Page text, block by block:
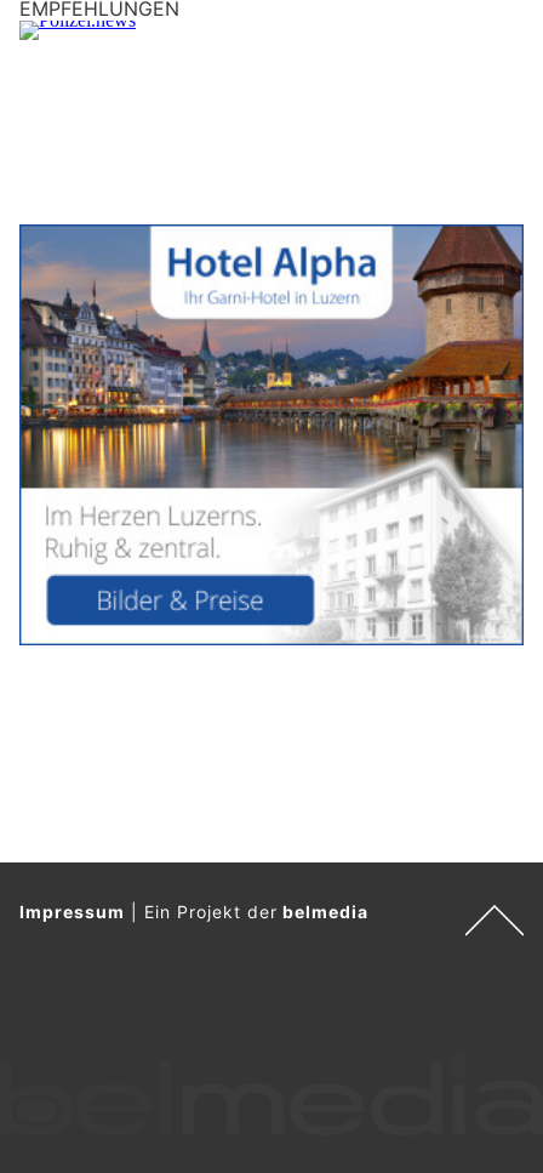
Fux-Träff Restaurant: Jetzt Tisch reservieren und regional essen
Der Gemeinderat hat Philipp Iseli zum neuen Leiter von
Immobilien Stadt Bern gewählt. Philipp Iseli, Ingenieur und
Immobilienbewirtschafter, ist seit 2019 Geschäftsführer der
Zivag Verwaltungen AG. Mit seinen breiten Kompetenzen
und Erfahrungen verfügt er über beste Voraussetzungen für
die Leitung von Immobilien Stadt Bern. Er tritt die Stelle per 1.
September 2026 an und ersetzt Kristina Bussmann.
Philipp Iseli hat 2005 an der Fachhochschule Bern ein
Ingenieurstudium und 2020 die Ausbildung als
Immobilienbewirtschafter abgeschlossen. Nach verschiedenen
Führungspositionen in der produzierenden Industrie leitet er
seit März 2019 als Geschäftsführer die Zivag Verwaltungen AG,
eine Tochterfirma der Gewerkschaft Unia. Die Gesellschaft
beschäftigt 100 Mitarbeitende und betreut für verschiedene
Eigentümerinnen und Eigentümer schweizweit 8’000
Mietobjekte. In seiner heutigen Funktion verantwortet Philipp
Iseli die Verwaltung und Weiterentwicklung aller Portfolios mit
Energie sparen mit Hofer Gebäudeautomation GmbH